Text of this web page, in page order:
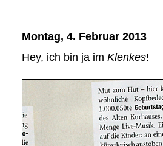
Montag, 4. Februar 2013
Hey, ich bin ja im Klenkes!